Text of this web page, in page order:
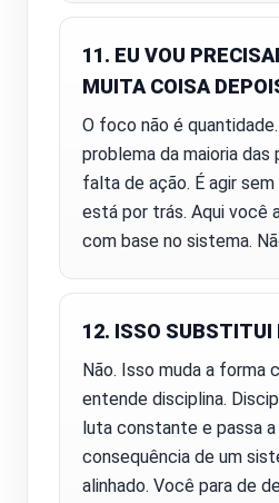
11. EU VOU
MUITA COISA
O foco não é
problema da maioria das
falta de ação. É agir
está por trás. Aqui você
com base no sistema.
12. ISSO SUBSTITUI
Não. Isso muda a forma
entende disciplina.
luta constante e passa
consequência de um
alinhado. Você para de